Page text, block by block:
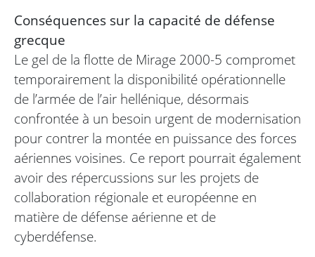
Conséquences sur la capacité de défense
grecque
Le gel de la flotte de Mirage 2000-5 compromet
temporairement la disponibilité opérationnelle
de l’armée de l’air hellénique, désormais
confrontée à un besoin urgent de modernisation
pour contrer la montée en puissance des forces
aériennes voisines. Ce report pourrait également
avoir des répercussions sur les projets de
collaboration régionale et européenne en
matière de défense aérienne et de
cyberdéfense.